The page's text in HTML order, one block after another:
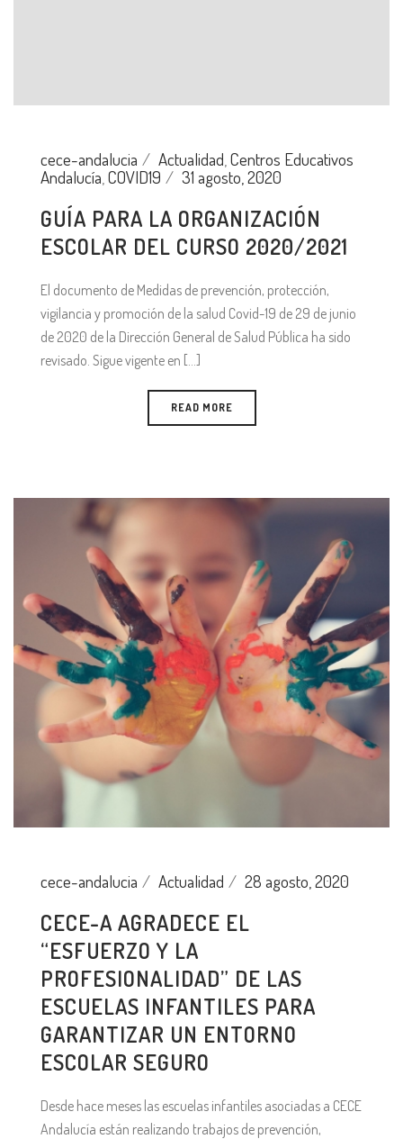
cece-andalucia Actualidad Centros Educativos
Andalucía COVID19 31 agosto, 2020
GUÍA PARA LA ORGANIZACIÓN
ESCOLAR DEL CURSO 2020/2021
El documento de Medidas de prevención, protección,
vigilancia y promoción de la salud Covid-19 de 29 de junio
de 2020 de la Dirección General de Salud Pública ha sido
revisado. Sigue vigente en [...]
READ MORE
cece-andalucia Actualidad 28 agosto, 2020
CECE-A AGRADECE EL
“ESFUERZO Y LA
PROFESIONALIDAD” DE LAS
ESCUELAS INFANTILES PARA
GARANTIZAR UN ENTORNO
ESCOLAR SEGURO
Desde hace meses las escuelas infantiles asociadas a CECE
Andalucía están realizando trabajos de prevención,